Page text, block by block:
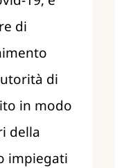
di
di
in modo
della
impiegati